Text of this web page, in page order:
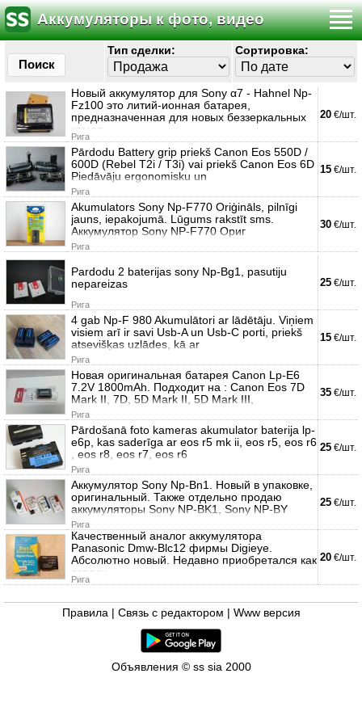
Аккумуляторы к фото, видео
технике
Поиск
Тип сделки: Сортировка:
Новый аккумулятор для Sony α7 - Hahnel Np-
Fz100 это литий-ионная батарея,
предназначенная для новых беззеркальных
камер
Рига
20 €/шт.
Pārdodu Battery grip priekš Canon Eos 550D /
600D (Rebel T2i / T3i) vai priekš Canon Eos 6D
Piedāvāju ergonomisku un
Рига
15 €/шт.
Akumulators Sony Np-F770 Oriģināls, pilnīgi
jauns, iepakojumā. Lūgums rakstīt sms.
Аккумулятор Sony NP-F770 Ориг
Рига
30 €/шт.
Pardodu 2 baterijas sony Np-Bg1, pasutiju
nepareizas
Рига
25 €/шт.
4 gab Np-F 980 Akumulātori ar lādētāju. Viņiem
visiem arī ir savi Usb-A un Usb-C porti, priekš
atsevišķas uzlādes, kā ar
Рига
15 €/шт.
Новая оригинальная батарея Canon Lp-E6
7.2V 1800mAh. Подходит на : Canon Eos 7D
Mark II, 7D, 5D Mark II, 5D Mark III,
Рига
35 €/шт.
Pārdošanā foto kameras akumulator baterija lp-
e6p, kas saderīga ar eos r5 mk ii, eos r5, eos r6
, eos r8, eos r7, eos r6
Рига
25 €/шт.
Аккумулятор Sony Np-Bn1. Новый в упаковке,
оригинальный. Также отдельно продаю
аккумуляторы Sony NP-BK1, Sony NP-BY
Рига
25 €/шт.
Качественный аналог аккумулятора
Panasonic Dmw-Blc12 фирмы Digieye.
Абсолютно новый. Недавно приобретался как
запасн
Рига
20 €/шт.
Правила Связь с редактором Www версия
Объявления © ss sia 2000